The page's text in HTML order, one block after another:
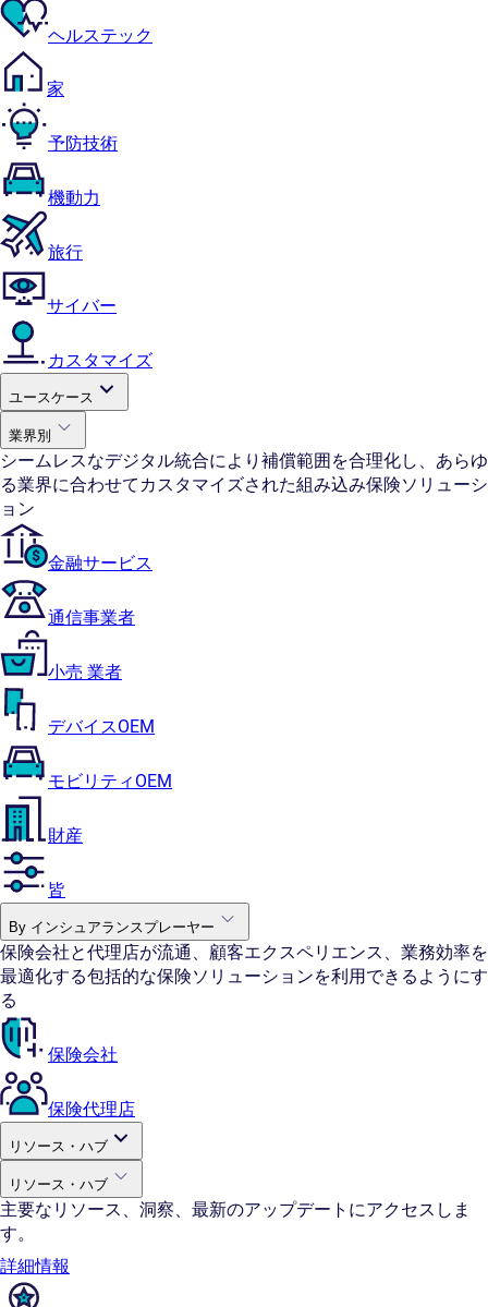
ヘルステック
家
予防技術
機動力
旅行
サイバー
カスタマイズ
ユースケース
業界別
シームレスなデジタル統合により補償範囲を合理化し、あらゆ
る業界に合わせてカスタマイズされた組み込み保険ソリューシ
ョン
金融サービス
通信事業者
小売 業者
デバイスOEM
モビリティOEM
財産
皆
By インシュアランスプレーヤー
保険会社と代理店が流通、顧客エクスペリエンス、業務効率を
最適化する包括的な保険ソリューションを利用できるようにす
る
保険会社
保険代理店
リソース・ハブ
リソース・ハブ
主要なリソース、洞察、最新のアップデートにアクセスしま
す。
詳細情報